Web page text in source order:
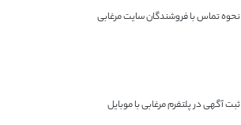
نحوه تماس با فروشندگان سایت مرغابی
ثبت آگهی در پلتفرم مرغابی با موبایل